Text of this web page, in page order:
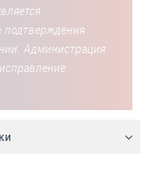
подтверждения
Администрация